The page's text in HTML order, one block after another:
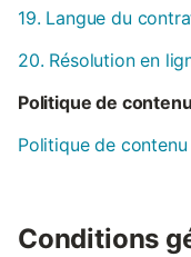
19. Langue du
20. Résolution en
Politique de contenu
Politique de contenu
Conditions